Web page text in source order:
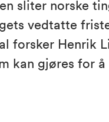
sliter norske
vedtatte
forsker Henrik
kan gjøres for